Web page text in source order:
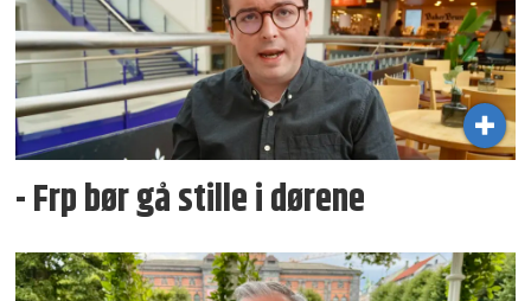
- Frp bør gå stille i dørene